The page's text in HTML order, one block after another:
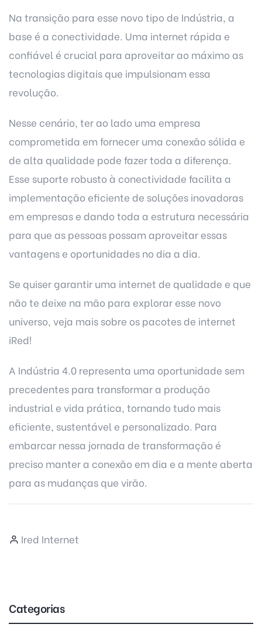
Na transição para esse novo tipo de Indústria, a
base é a conectividade. Uma internet rápida e
confiável é crucial para aproveitar ao máximo as
tecnologias digitais que impulsionam essa
revolução.
Nesse cenário, ter ao lado uma empresa
comprometida em fornecer uma conexão sólida e
de alta qualidade pode fazer toda a diferença.
Esse suporte robusto à conectividade facilita a
implementação eficiente de soluções inovadoras
em empresas e dando toda a estrutura necessária
para que as pessoas possam aproveitar essas
vantagens e oportunidades no dia a dia.
Se quiser garantir uma internet de qualidade e que
não te deixe na mão para explorar esse novo
universo, veja mais sobre os pacotes de internet
iRed!
A Indústria 4.0 representa uma oportunidade sem
precedentes para transformar a produção
industrial e vida prática, tornando tudo mais
eficiente, sustentável e personalizado. Para
embarcar nessa jornada de transformação é
preciso manter a conexão em dia e a mente aberta
para as mudanças que virão.
Ired Internet
Categorias